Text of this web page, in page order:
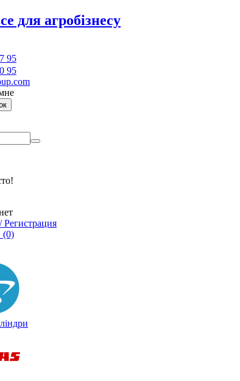
для агробізнесу
95
95
Регистрация
(0)